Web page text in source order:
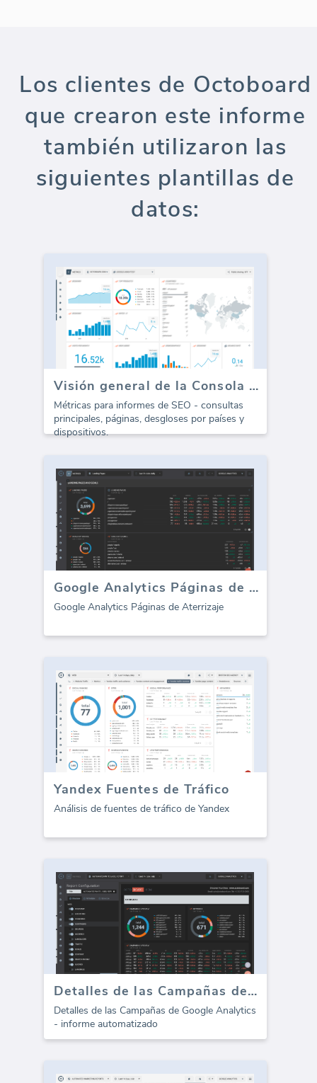
Los clientes de Octoboard
que crearon este informe
también utilizaron las
siguientes plantillas de
datos:
Visión general de la Consola de Google (Informe)
Métricas para informes de SEO - consultas
principales, páginas, desgloses por países y
dispositivos.
Google Analytics Páginas de Aterrizaje
Google Analytics Páginas de Aterrizaje
Yandex Fuentes de Tráfico
Análisis de fuentes de tráfico de Yandex
Detalles de las Campañas de Google Analytics (informe)
Detalles de las Campañas de Google Analytics
- informe automatizado